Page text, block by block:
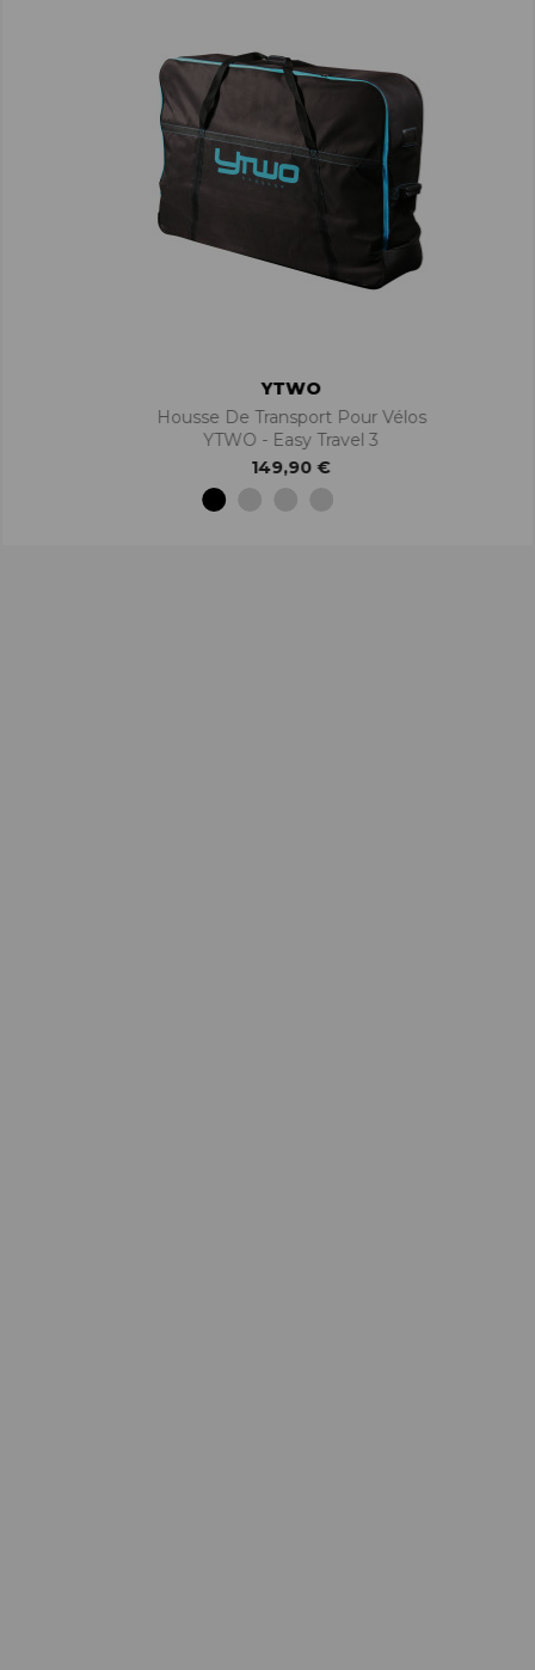
YTWO
Housse De Transport Pour Vélos
YTWO - Easy Travel 3
149,90 €